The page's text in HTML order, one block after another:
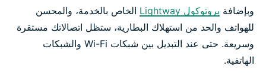
وبإضافة بروتوكول Lightway
الخاص بالخدمة، والمحسن
للهواتف والحد من استهلاك البطارية، ستظل اتصالاتك مستقرة
وسريعة. حتى عند التبديل بين شبكات Wi-Fi والشبكات
الهاتفية.